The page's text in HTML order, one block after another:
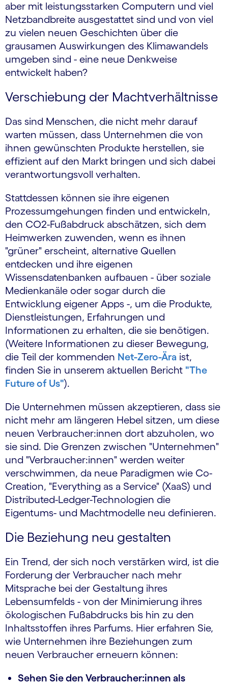
aber mit leistungsstarken Computern und viel
Netzbandbreite ausgestattet sind und von viel
zu vielen neuen Geschichten über die
grausamen Auswirkungen des Klimawandels
umgeben sind - eine neue Denkweise
entwickelt haben?
Verschiebung der Machtverhältnisse
Das sind Menschen, die nicht mehr darauf
warten müssen, dass Unternehmen die von
ihnen gewünschten Produkte herstellen, sie
effizient auf den Markt bringen und sich dabei
verantwortungsvoll verhalten.
Stattdessen können sie ihre eigenen
Prozessumgehungen finden und entwickeln,
den CO2-Fußabdruck abschätzen, sich dem
Heimwerken zuwenden, wenn es ihnen
"grüner" erscheint, alternative Quellen
entdecken und ihre eigenen
Wissensdatenbanken aufbauen - über soziale
Medienkanäle oder sogar durch die
Entwicklung eigener Apps -, um die Produkte,
Dienstleistungen, Erfahrungen und
Informationen zu erhalten, die sie benötigen.
(Weitere Informationen zu dieser Bewegung,
die Teil der kommenden Net-Zero-Ära ist,
finden Sie in unserem aktuellen Bericht "The
Future of Us").
Die Unternehmen müssen akzeptieren, dass sie
nicht mehr am längeren Hebel sitzen, um diese
neuen Verbraucher:innen dort abzuholen, wo
sie sind. Die Grenzen zwischen "Unternehmen"
und "Verbraucher:innen" werden weiter
verschwimmen, da neue Paradigmen wie Co-
Creation, "Everything as a Service" (XaaS) und
Distributed-Ledger-Technologien die
Eigentums- und Machtmodelle neu definieren.
Die Beziehung neu gestalten
Ein Trend, der sich noch verstärken wird, ist die
Forderung der Verbraucher nach mehr
Mitsprache bei der Gestaltung ihres
Lebensumfelds - von der Minimierung ihres
ökologischen Fußabdrucks bis hin zu den
Inhaltsstoffen ihres Parfums. Hier erfahren Sie,
wie Unternehmen ihre Beziehungen zum
neuen Verbraucher erneuern können:
Sehen Sie den Verbraucher:innen als